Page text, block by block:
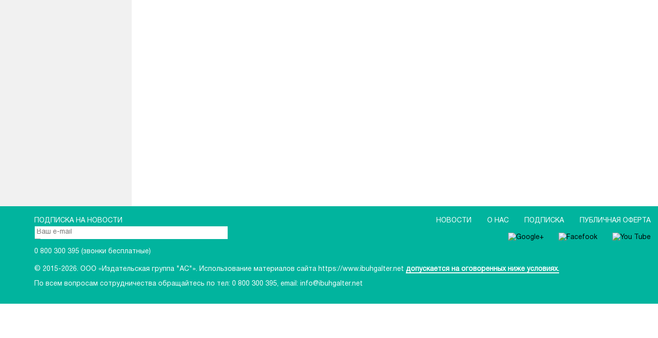
ПОДПИСКА НА НОВОСТИ
0 800 300 395 (звонки бесплатные)
НОВОСТИ О НАС ПОДПИСКА ПУБЛИЧНАЯ ОФЕРТА
© 2015-2026. ООО «Издательская группа "АС"». Использование материалов сайта https://www.ibuhgalter.net допускается на оговоренных ниже условиях.
По всем вопросам сотрудничества обращайтесь по тел: 0 800 300 395, email: info@ibuhgalter.net